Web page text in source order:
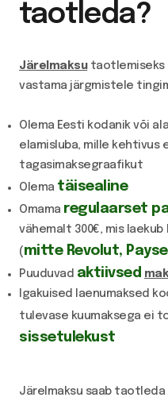
taotleda?
Järelmaksutaotlemiseks
vastama järgmistele
Olema Eesti kodanik või
elamisluba, mille kehtivus
tagasimaksegraafikut
Olema täisealine
Omama regulaarset
vähemalt 300€, mis
( mitte Revolut,
Puuduvad aktiivsed
Igakuised laenumaksed
tulevase kuumaksega ei
sissetulekust
Järelmaksu saab taotleda